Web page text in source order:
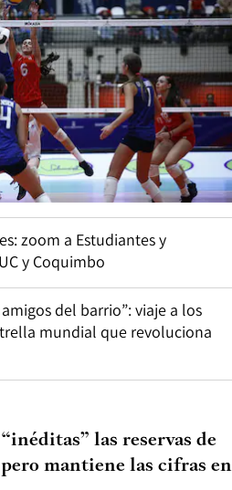
zoom a Estudiantes y
y Coquimbo
del barrio”: viaje a los
mundial que revoluciona
las reservas de
mantiene las cifras en